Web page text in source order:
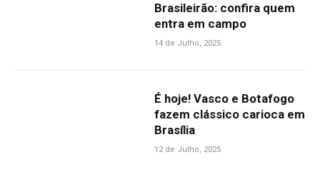
Brasileirão: confira quem
entra em campo
14 de Julho, 2025
É hoje! Vasco e Botafogo
fazem clássico carioca em
Brasília
12 de Julho, 2025